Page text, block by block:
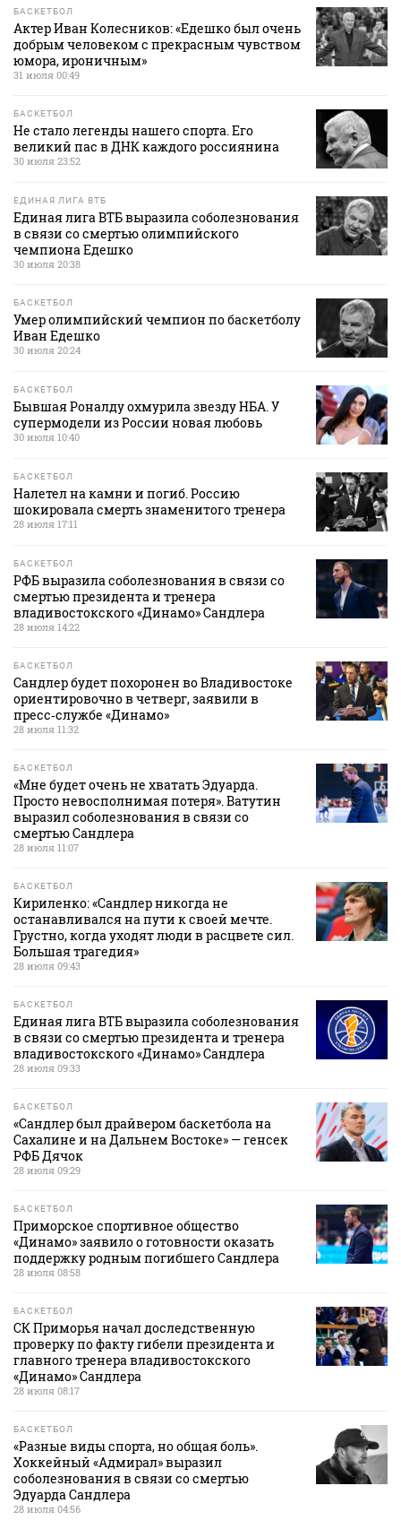
БАСКЕТБОЛ
Актер Иван Колесников: «Едешко был очень
добрым человеком с прекрасным чувством
юмора, ироничным»
31 июля 00:49
БАСКЕТБОЛ
Не стало легенды нашего спорта. Его
великий пас в ДНК каждого россиянина
30 июля 23:52
ЕДИНАЯ ЛИГА ВТБ
Единая лига ВТБ выразила соболезнования
в связи со смертью олимпийского
чемпиона Едешко
30 июля 20:38
БАСКЕТБОЛ
Умер олимпийский чемпион по баскетболу
Иван Едешко
30 июля 20:24
БАСКЕТБОЛ
Бывшая Роналду охмурила звезду НБА. У
супермодели из России новая любовь
30 июля 10:40
БАСКЕТБОЛ
Налетел на камни и погиб. Россию
шокировала смерть знаменитого тренера
28 июля 17:11
БАСКЕТБОЛ
РФБ выразила соболезнования в связи со
смертью президента и тренера
владивостокского «Динамо» Сандлера
28 июля 14:22
БАСКЕТБОЛ
Сандлер будет похоронен во Владивостоке
ориентировочно в четверг, заявили в
пресс‑службе «Динамо»
28 июля 11:32
БАСКЕТБОЛ
«Мне будет очень не хватать Эдуарда.
Просто невосполнимая потеря». Ватутин
выразил соболезнования в связи со
смертью Сандлера
28 июля 11:07
БАСКЕТБОЛ
Кириленко: «Сандлер никогда не
останавливался на пути к своей мечте.
Грустно, когда уходят люди в расцвете сил.
Большая трагедия»
28 июля 09:43
БАСКЕТБОЛ
Единая лига ВТБ выразила соболезнования
в связи со смертью президента и тренера
владивостокского «Динамо» Сандлера
28 июля 09:33
БАСКЕТБОЛ
«Сандлер был драйвером баскетбола на
Сахалине и на Дальнем Востоке» — генсек
РФБ Дячок
28 июля 09:29
БАСКЕТБОЛ
Приморское спортивное общество
«Динамо» заявило о готовности оказать
поддержку родным погибшего Сандлера
28 июля 08:58
БАСКЕТБОЛ
СК Приморья начал доследственную
проверку по факту гибели президента и
главного тренера владивостокского
«Динамо» Сандлера
28 июля 08:17
БАСКЕТБОЛ
«Разные виды спорта, но общая боль».
Хоккейный «Адмирал» выразил
соболезнования в связи со смертью
Эдуарда Сандлера
28 июля 04:56